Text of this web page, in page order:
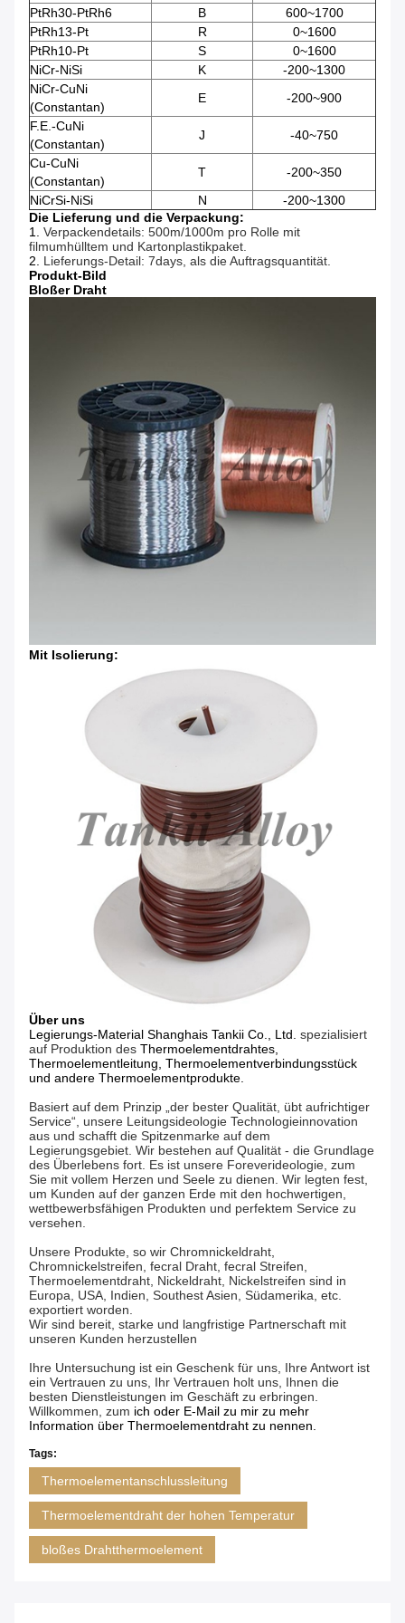
PtRh30-PtRh6
B
600~1700
PtRh13-Pt
R
0~1600
PtRh10-Pt
S
0~1600
NiCr-NiSi
K
-200~1300
NiCr-CuNi
(Constantan)
E
-200~900
F.E.-CuNi
(Constantan)
J
-40~750
Cu-CuNi
(Constantan)
T
-200~350
NiCrSi-NiSi
N
-200~1300
Die Lieferung und die Verpackung:
1. Verpackendetails: 500m/1000m pro Rolle mit
filmumhülltem und Kartonplastikpaket.
2. Lieferungs-Detail: 7days, als die Auftragsquantität.
Produkt-Bild
Bloßer Draht
Mit Isolierung:
Über uns
Legierungs-Material Shanghais Tankii Co., Ltd. spezialisiert
auf Produktion des Thermoelementdrahtes,
Thermoelementleitung, Thermoelementverbindungsstück
und andere Thermoelementprodukte.
Basiert auf dem Prinzip „der bester Qualität, übt aufrichtiger
Service“, unsere Leitungsideologie Technologieinnovation
aus und schafft die Spitzenmarke auf dem
Legierungsgebiet. Wir bestehen auf Qualität - die Grundlage
des Überlebens fort. Es ist unsere Foreverideologie, zum
Sie mit vollem Herzen und Seele zu dienen. Wir legten fest,
um Kunden auf der ganzen Erde mit den hochwertigen,
wettbewerbsfähigen Produkten und perfektem Service zu
versehen.
Unsere Produkte, so wir Chromnickeldraht,
Chromnickelstreifen, fecral Draht, fecral Streifen,
Thermoelementdraht, Nickeldraht, Nickelstreifen sind in
Europa, USA, Indien, Southest Asien, Südamerika, etc.
exportiert worden.
Wir sind bereit, starke und langfristige Partnerschaft mit
unseren Kunden herzustellen
Ihre Untersuchung ist ein Geschenk für uns, Ihre Antwort ist
ein Vertrauen zu uns, Ihr Vertrauen holt uns, Ihnen die
besten Dienstleistungen im Geschäft zu erbringen.
Willkommen, zum ich oder E-Mail zu mir zu mehr
Information über Thermoelementdraht zu nennen.
Tags:
Thermoelementanschlussleitung
Thermoelementdraht der hohen Temperatur
bloßes Drahtthermoelement